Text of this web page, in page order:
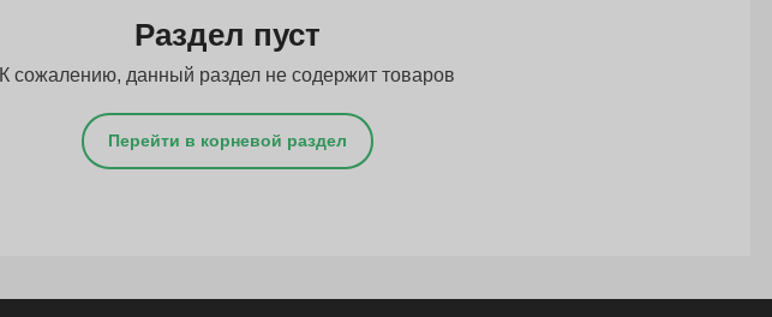
Раздел пуст
К сожалению, данный раздел не содержит товаров
Перейти в корневой раздел